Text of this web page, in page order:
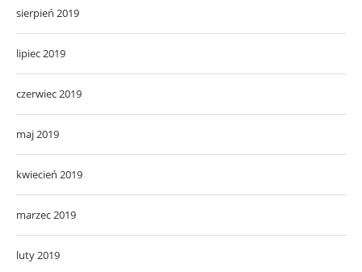
sierpień 2019
lipiec 2019
czerwiec 2019
maj 2019
kwiecień 2019
marzec 2019
luty 2019